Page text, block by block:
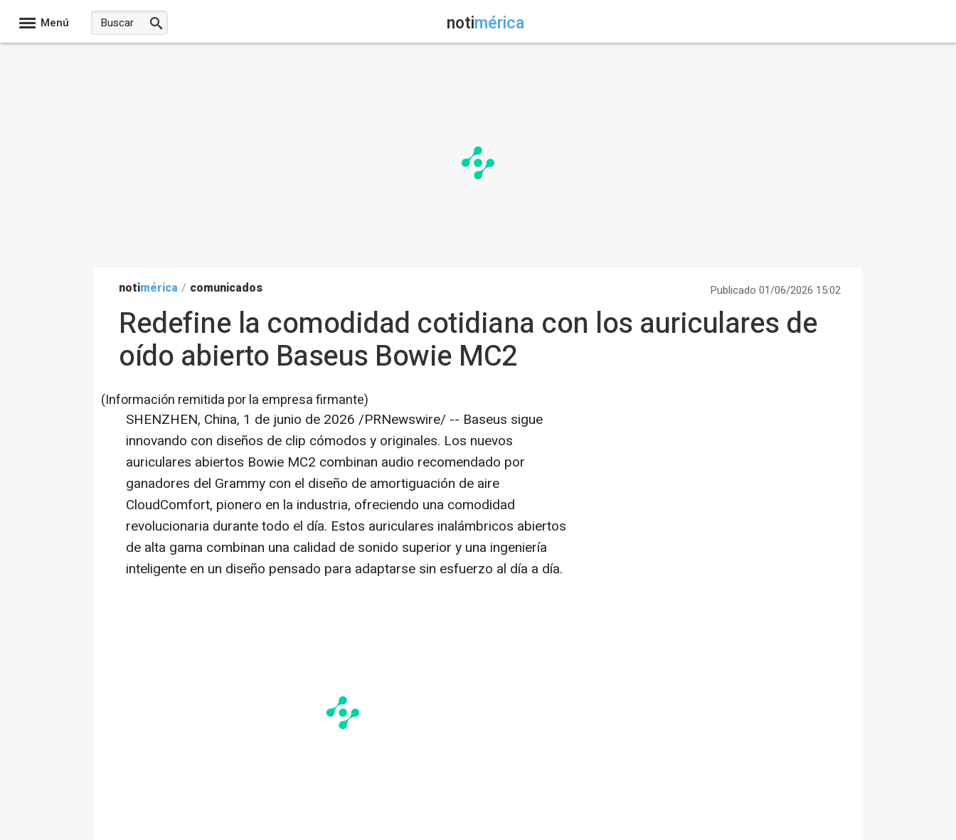
Menú notimérica
notimérica / comunicados Publicado 01/06/2026 15:02
Redefine la comodidad cotidiana con los auriculares de
oído abierto Baseus Bowie MC2
(Información remitida por la empresa firmante)
SHENZHEN, China, 1 de junio de 2026 /PRNewswire/ -- Baseus sigue
innovando con diseños de clip cómodos y originales. Los nuevos
auriculares abiertos Bowie MC2 combinan audio recomendado por
ganadores del Grammy con el diseño de amortiguación de aire
CloudComfort, pionero en la industria, ofreciendo una comodidad
revolucionaria durante todo el día. Estos auriculares inalámbricos abiertos
de alta gama combinan una calidad de sonido superior y una ingeniería
inteligente en un diseño pensado para adaptarse sin esfuerzo al día a día.